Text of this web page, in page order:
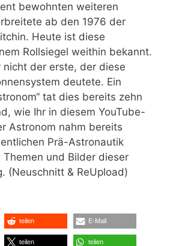
bewohnten weiteren
ab den 1976 der
Heute ist diese
Rollsiegel weithin bekannt.
der erste, der diese
deutete. Ein
tat dies bereits zehn
wie Ihr in diesem YouTube-
Astronom nahm bereits
Prä-Astronautik
und Bilder dieser
(Neuschnitt & ReUpload)
teilen E-Mail
teilen teilen